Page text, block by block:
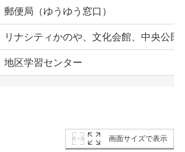
郵便局（ゆうゆう窓口）
リナシティかのや、文化会館、中央公民
地区学習センター
画面サイズで表示